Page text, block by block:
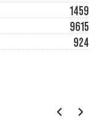
1459
9615
924